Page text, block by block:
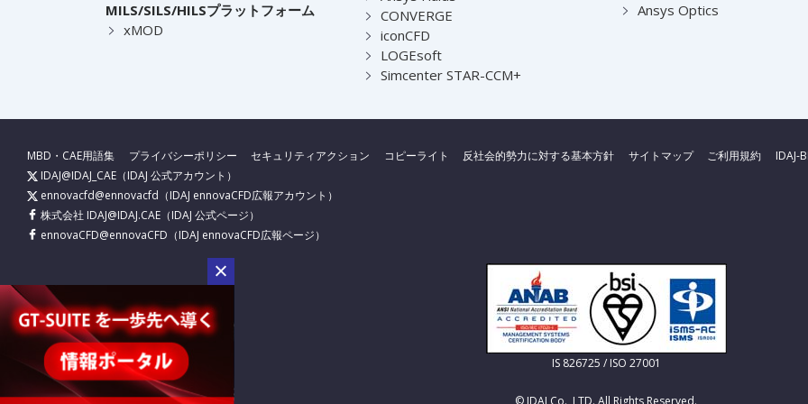
MILS/SILS/HILSプラットフォーム
xMOD
CONVERGE
iconCFD
LOGEsoft
Simcenter STAR-CCM+
Ansys Optics
MBD・CAE用語集 プライバシーポリシー セキュリティアクション コピーライト 反社会的勢力に対する基本方針 サイトマップ ご利用規約
IDAJ-
IDAJ@IDAJ_CAE （IDAJ 公式アカウント）
ennovacfd@ennovacfd （IDAJ ennovaCFD広報アカウント）
株式会社 IDAJ@IDAJ.CAE （IDAJ 公式ページ）
ennovaCFD@ennovaCFD （IDAJ ennovaCFD広報ページ）
IS 826725 / ISO 27001